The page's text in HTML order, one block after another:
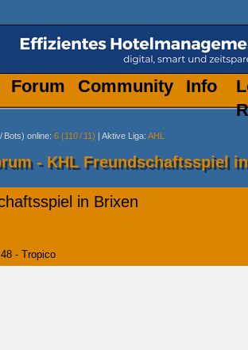
Forum Community
Info
/ Bots) online: 6 (110/ 11) | Aktive Liga: AHL
- KHL Freundschaftsspiel
in Brixen
- Tropico